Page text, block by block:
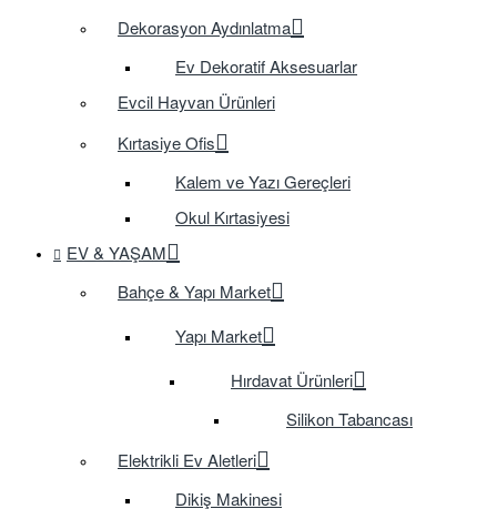
Dekorasyon Aydınlatma
Ev Dekoratif Aksesuarlar
Evcil Hayvan Ürünleri
Kırtasiye Ofis
Kalem ve Yazı Gereçleri
Okul Kırtasiyesi
EV & YAŞAM
Bahçe & Yapı Market
Yapı Market
Hırdavat Ürünleri
Silikon Tabancası
Elektrikli Ev Aletleri
Dikiş Makinesi